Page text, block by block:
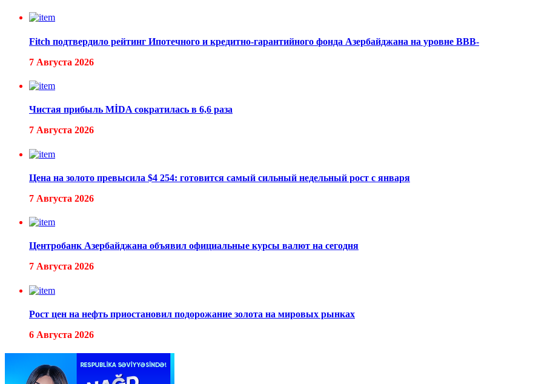
Fitch подтвердило рейтинг Ипотечного и кредитно-гарантийного фонда Азербайджана на уровне BBB-
7 Августа 2026
Чистая прибыль MİDA сократилась в 6,6 раза
7 Августа 2026
Цена на золото превысила $4 254: готовится самый сильный недельный рост с января
7 Августа 2026
Центробанк Азербайджана объявил официальные курсы валют на сегодня
7 Августа 2026
Рост цен на нефть приостановил подорожание золота на мировых рынках
6 Августа 2026